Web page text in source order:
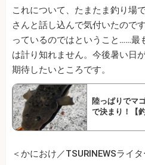
これについて、たまたま釣り場
さんと話し込んで気付いたので
っているのではということ……最
は計り知れません。今後暑い日
期待したいところです。
陸っぱりでマ
で決まり！【
＜かにおけ／TSURINEWSライタ